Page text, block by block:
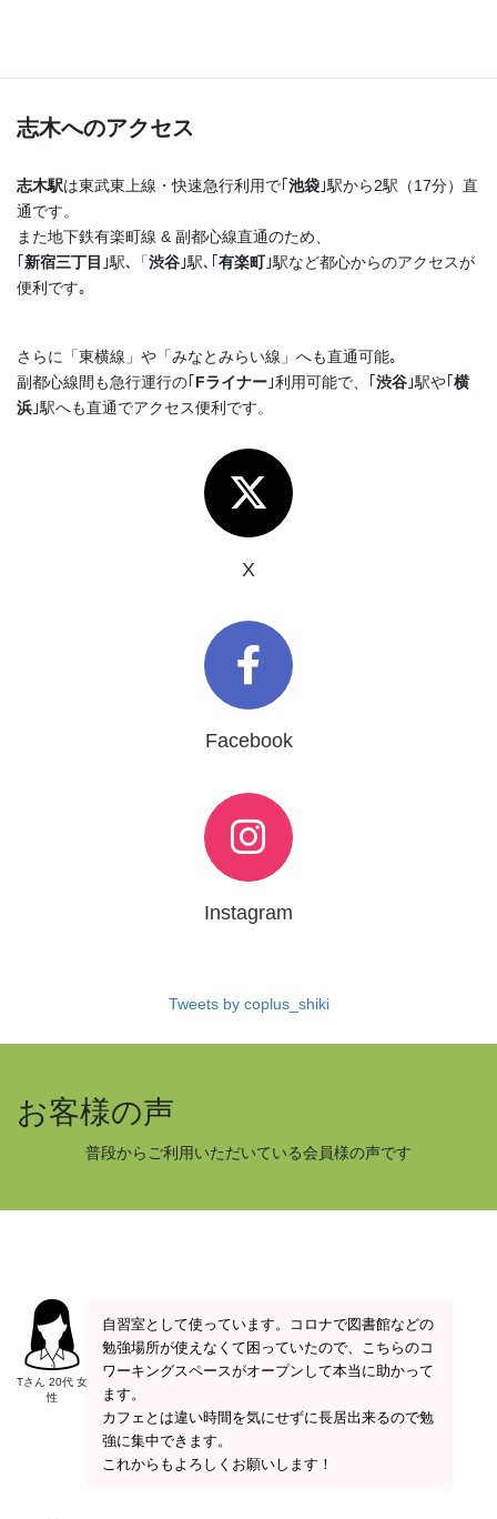
志木へのアクセス
志木駅は東武東上線・快速急行利用で｢ 池袋 ｣駅から2駅（17分）直
通です。
また地下鉄有楽町線 & 副都心線直通のため、
新宿三丁目 ｣駅､「渋谷 ｣駅､｢ 有楽町｣駅など都心からのアクセスが
便利です｡
さらに「東横線」や「みなとみらい線」へも直通可能｡
副都心線間も急行運行の｢ Fライナー ｣利用可能で、｢ 渋谷 ｣駅や｢ 横
浜 ｣駅へも直通でアクセス便利です。
X
Facebook
Instagram
Tweets by coplus_shiki
お客様の声
普段からご利用いただいている会員様の声です
Tさん 20代 女
性
自習室として使っています。コロナで図書館などの
勉強場所が使えなくて困っていたので、こちらのコ
ワーキングスペースがオープンして本当に助かって
ます。
カフェとは違い時間を気にせずに長居出来るので勉
強に集中できます。
これからもよろしくお願いします！